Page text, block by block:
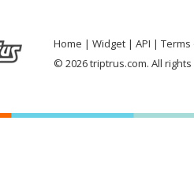
Home
Widget API
Terms
© 2026 triptrus.com. All